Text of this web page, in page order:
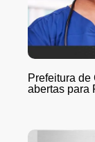
Prefeitura
abertas para